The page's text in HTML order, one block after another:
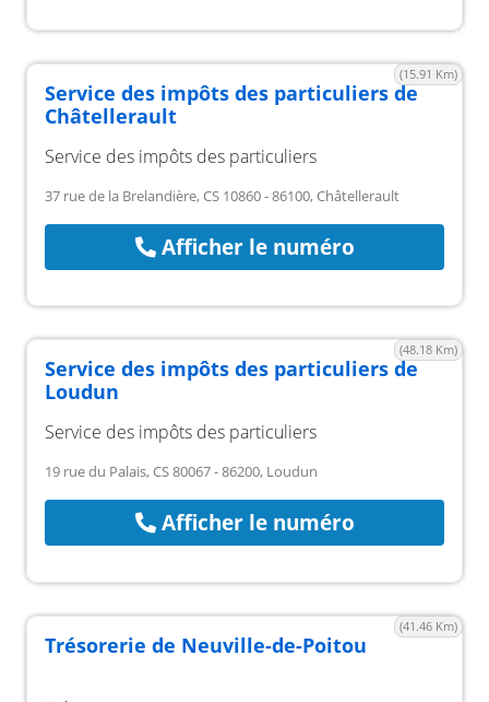
(15.91 Km)
Service des impôts des particuliers de
Châtellerault
Service des impôts des particuliers
37 rue de la Brelandière, CS 10860 - 86100, Châtellerault
Afficher le numéro
(48.18 Km)
Service des impôts des particuliers de
Loudun
Service des impôts des particuliers
19 rue du Palais, CS 80067 - 86200, Loudun
Afficher le numéro
(41.46 Km)
Trésorerie de Neuville-de-Poitou